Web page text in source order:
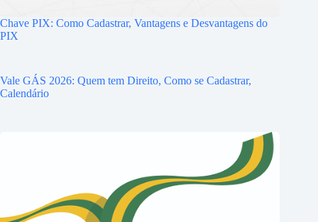
Chave PIX: Como Cadastrar, Vantagens e Desvantagens do
PIX
Vale GÁS 2026: Quem tem Direito, Como se Cadastrar,
Calendário